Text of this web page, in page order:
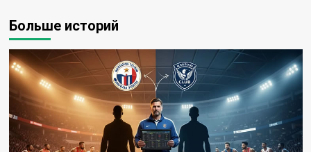
Больше историй